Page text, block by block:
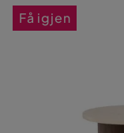
Få igjen